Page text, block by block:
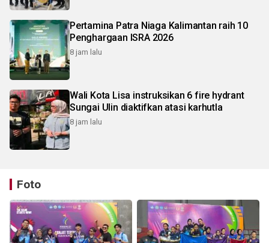
Pertamina Patra Niaga Kalimantan raih 10
Penghargaan ISRA 2026
8 jam lalu
Wali Kota Lisa instruksikan 6 fire hydrant
Sungai Ulin diaktifkan atasi karhutla
8 jam lalu
Foto